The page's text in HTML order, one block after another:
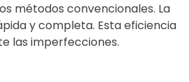
métodos convencionales. La
y completa. Esta eficiencia
las imperfecciones.